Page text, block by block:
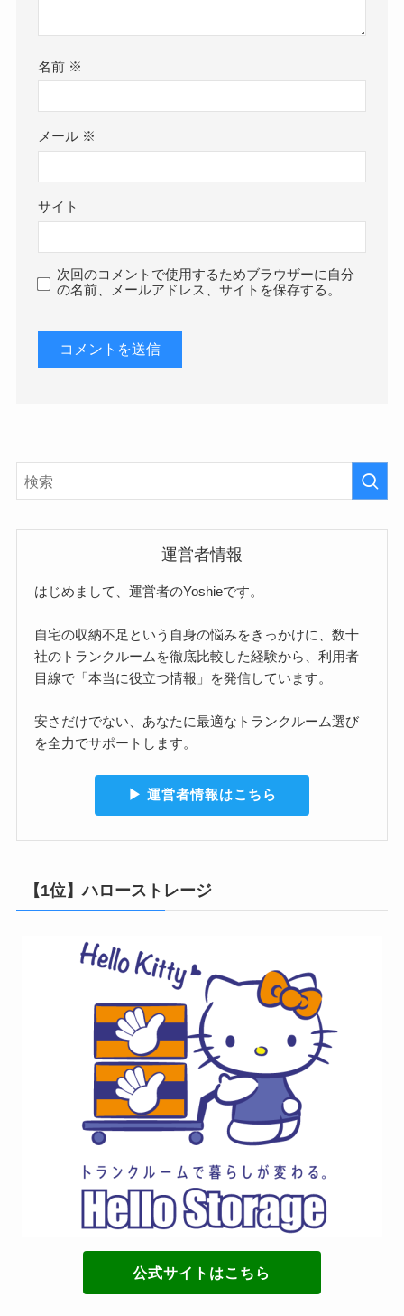
名前 ※
メール ※
サイト
次回のコメントで使用するためブラウザーに自分
の名前、メールアドレス、サイトを保存する。
運営者情報
はじめまして、運営者のYoshieです。
自宅の収納不足という自身の悩みをきっかけに、数十
社のトランクルームを徹底比較した経験から、利用者
目線で「本当に役立つ情報」を発信しています。
安さだけでない、あなたに最適なトランクルーム選び
を全力でサポートします。
▶︎ 運営者情報はこちら
【1位】ハローストレージ
公式サイトはこちら